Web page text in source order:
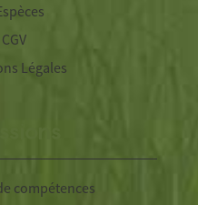
Légales
compétences